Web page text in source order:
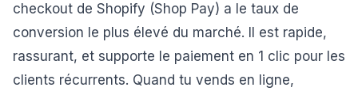
checkout de Shopify (Shop Pay) a le taux de
conversion le plus élevé du marché. Il est rapide,
rassurant, et supporte le paiement en 1 clic pour les
clients récurrents. Quand tu vends en ligne,